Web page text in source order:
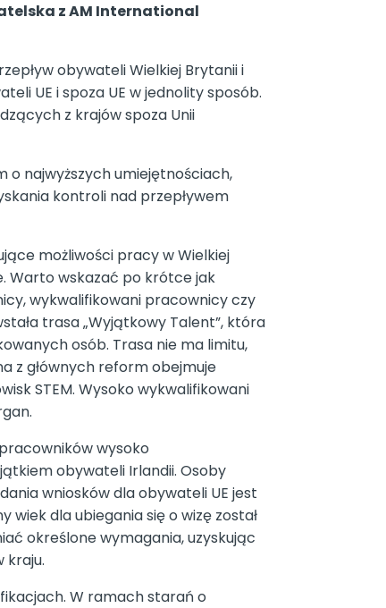
z AM International
obywateli Wielkiej Brytanii i
UE i spoza UE w jednolity sposób.
z krajów spoza Unii
najwyższych umiejętnościach,
kontroli nad przepływem
możliwości pracy w Wielkiej
Warto wskazać po krótce jak
wykwalifikowani pracownicy czy
trasa „Wyjątkowy Talent”, która
osób. Trasa nie ma limitu,
z głównych reform obejmuje
STEM. Wysoko wykwalifikowani
wysoko
obywateli Irlandii. Osoby
wniosków dla obywateli UE jest
wiek dla ubiegania się o wizę został
określone wymagania, uzyskując
kraju.
W ramach starań o